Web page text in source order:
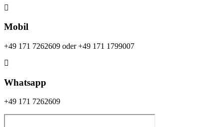
Mobil
+49 171 7262609 oder +49 171 1799007
Whatsapp
+49 171 7262609